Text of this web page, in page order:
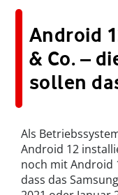
Android
& Co. –
sollen
Als
Android 12
noch mit Android
dass das